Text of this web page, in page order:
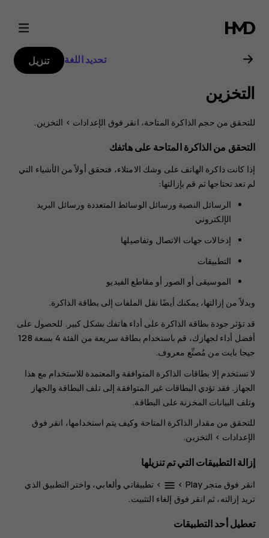
دليل
مستخدم
هاتف
Nokia
2.1
تحديد اللغة تنزيل
التخزين
للتحقق من حجم الذاكرة المتاحة، انقر فوق الإعدادات > التخزين.
التحقق من الذاكرة المتاحة على هاتفك
إذا كانت ذاكرة الهاتف على وشك الامتلاء، فتحقق أولاً من الأشياء التي
لم تعد تحتاجها ثم قم بإزالتها:
الرسائل النصية ورسائل الوسائط المتعددة ورسائل البريد
الإلكتروني
إدخالات جهات الاتصال وتفاصيلها
التطبيقات
الموسيقى أو الصور أو مقاطع الفيديو
وبدلاً من إزالتها، يمكنك أيضًا نقل الملفات إلى بطاقة الذاكرة.
قد تؤثر جودة بطاقة الذاكرة على أداء هاتفك بشكل كبير. للحصول على
أفضل أداء لجهازك، قم باستخدام بطاقة سريعة من الفئة 4 بسعة 128
جيجا بايت من مُصنِّع معروف.
لا تستخدم إلا بطاقات الذاكرة المتوافقة والمعتمدة للاستخدام مع هذا
الجهاز. فقد تؤدي البطاقات غير المتوافقة إلى تلف البطاقة والجهاز
وتلف البيانات المخزنة على البطاقة.
للتحقق من مقدار الذاكرة المتاحة وكيف يتم استخدامها، انقر فوق
الإعدادات > التخزين.
إزالة التطبيقات التي تم تنزيلها
انقر فوق متجر Play >
menu
> تطبيقاتي وألعابي، واختر التطبيق الذي
تريد إزالته، ثم انقر فوق إلغاء التثبيت.
تعطيل أحد التطبيقات